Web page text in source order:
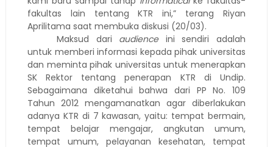
fakultas lain tentang KTR ini,” terang Riyan
Aprilitama saat membuka diskusi (20/03).
Maksud dari audienceini sendiri adalah
untuk memberi informasi kepada pihak universitas
dan meminta pihak universitas untuk menerapkan
SK Rektor tentang penerapan KTR di Undip.
Sebagaimana diketahui bahwa dari PP No. 109
Tahun 2012 mengamanatkan agar diberlakukan
adanya KTR di 7 kawasan, yaitu: tempat bermain,
tempat belajar mengajar, angkutan umum,
tempat umum, pelayanan kesehatan, tempat